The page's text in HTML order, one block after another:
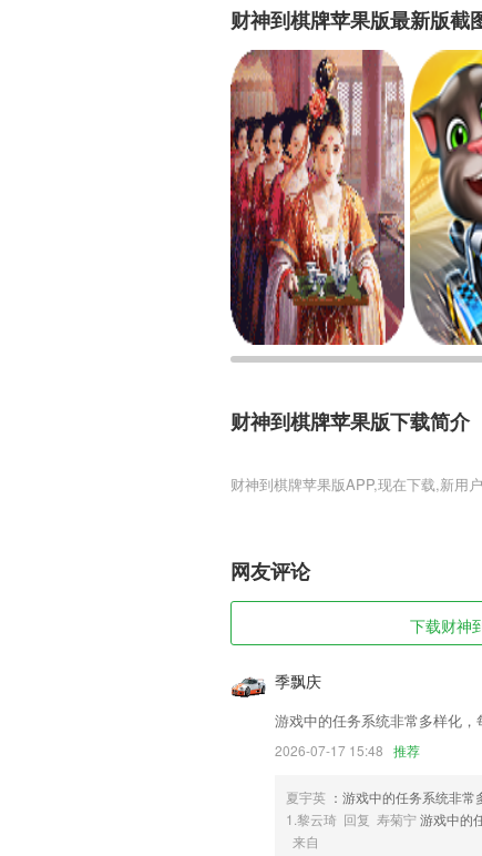
财神到棋牌苹果版最新版截
财神到棋牌苹果版下载简介
财神到棋牌苹果版
财神到棋牌苹果版是一款由国内知名
开精彩动人的指尖冒险，和所有的玩家
1,医院挂号在线预约，无需排队等待
2,依托于一窗研究院行业内资源与实
者、高级咨询师组成的精英师资队伍,
政务培训专注服务打造名师课程,提升
3,【福利专区】
5,使用间隔复习的技巧与卡片来学习你
6,优惠积累人气科学营销快速积累客户
网友评论
下载财神
季飘庆
游戏中的任务系统非常多样化
2026-07-17 15:48 推荐
夏宇英 ：游戏中的任务系统非
1.黎云琦 回复 寿菊宁游戏中的
来自